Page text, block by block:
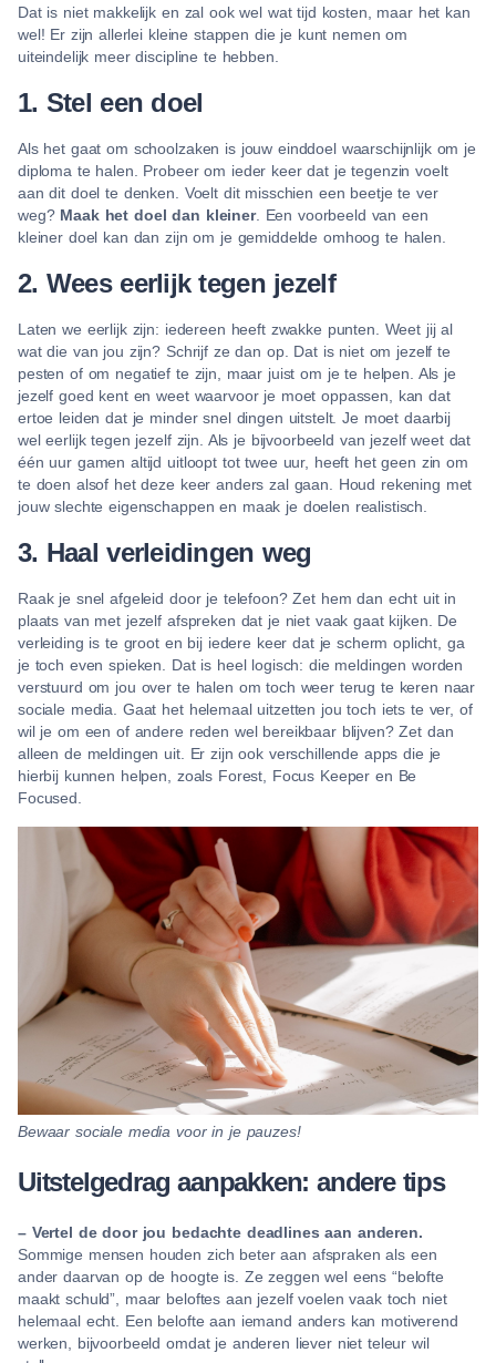
Dat is niet makkelijk en zal ook wel wat tijd kosten, maar het kan
wel! Er zijn allerlei kleine stappen die je kunt nemen om
uiteindelijk meer discipline te hebben.
1. Stel een doel
Als het gaat om schoolzaken is jouw einddoel waarschijnlijk om je
diploma te halen. Probeer om ieder keer dat je tegenzin voelt
aan dit doel te denken. Voelt dit misschien een beetje te ver
weg? Maak het doel dan kleiner. Een voorbeeld van een
kleiner doel kan dan zijn om je gemiddelde omhoog te halen.
2. Wees eerlijk tegen jezelf
Laten we eerlijk zijn: iedereen heeft zwakke punten. Weet jij al
wat die van jou zijn? Schrijf ze dan op. Dat is niet om jezelf te
pesten of om negatief te zijn, maar juist om je te helpen. Als je
jezelf goed kent en weet waarvoor je moet oppassen, kan dat
ertoe leiden dat je minder snel dingen uitstelt. Je moet daarbij
wel eerlijk tegen jezelf zijn. Als je bijvoorbeeld van jezelf weet dat
één uur gamen altijd uitloopt tot twee uur, heeft het geen zin om
te doen alsof het deze keer anders zal gaan. Houd rekening met
jouw slechte eigenschappen en maak je doelen realistisch.
3. Haal verleidingen weg
Raak je snel afgeleid door je telefoon? Zet hem dan echt uit in
plaats van met jezelf afspreken dat je niet vaak gaat kijken. De
verleiding is te groot en bij iedere keer dat je scherm oplicht, ga
je toch even spieken. Dat is heel logisch: die meldingen worden
verstuurd om jou over te halen om toch weer terug te keren naar
sociale media. Gaat het helemaal uitzetten jou toch iets te ver, of
wil je om een of andere reden wel bereikbaar blijven? Zet dan
alleen de meldingen uit. Er zijn ook verschillende apps die je
hierbij kunnen helpen, zoals Forest, Focus Keeper en Be
Focused.
Bewaar sociale media voor in je pauzes!
Uitstelgedrag aanpakken: andere tips
– Vertel de door jou bedachte deadlines aan anderen.
Sommige mensen houden zich beter aan afspraken als een
ander daarvan op de hoogte is. Ze zeggen wel eens “belofte
maakt schuld”, maar beloftes aan jezelf voelen vaak toch niet
helemaal echt. Een belofte aan iemand anders kan motiverend
werken, bijvoorbeeld omdat je anderen liever niet teleur wil